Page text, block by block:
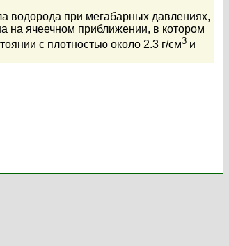
водорода при мегабарных давлениях,
на ячеечном приближении, в котором
с плотностью около 2.3 г/cм3 и